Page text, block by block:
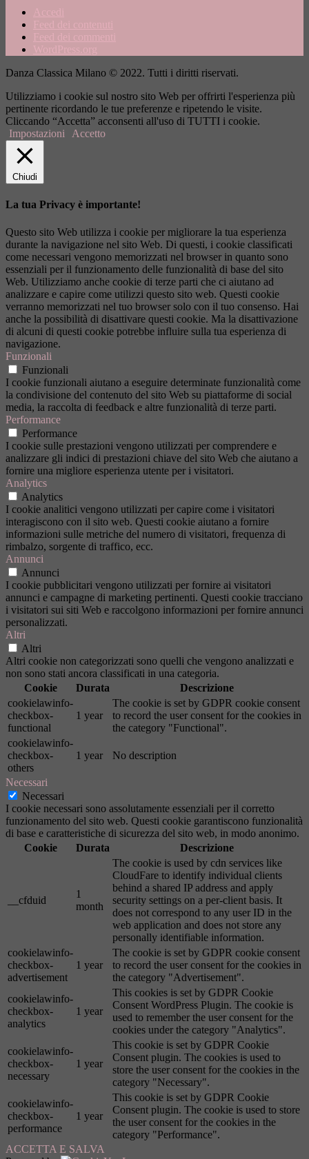
Accedi
Feed dei contenuti
Feed dei commenti
WordPress.org
Danza Classica Milano © 2022. Tutti i diritti riservati.
Utilizziamo i cookie sul nostro sito Web per offrirti l'esperienza più
pertinente ricordando le tue preferenze e ripetendo le visite.
Cliccando “Accetta” acconsenti all'uso di TUTTI i cookie.
Impostazioni
Accetto
Chiudi
La tua Privacy è importante!
Questo sito Web utilizza i cookie per migliorare la tua esperienza
durante la navigazione nel sito Web. Di questi, i cookie classificati
come necessari vengono memorizzati nel browser in quanto sono
essenziali per il funzionamento delle funzionalità di base del sito
Web. Utilizziamo anche cookie di terze parti che ci aiutano ad
analizzare e capire come utilizzi questo sito web. Questi cookie
verranno memorizzati nel tuo browser solo con il tuo consenso. Hai
anche la possibilità di disattivare questi cookie. Ma la disattivazione
di alcuni di questi cookie potrebbe influire sulla tua esperienza di
navigazione.
Funzionali
Funzionali
I cookie funzionali aiutano a eseguire determinate funzionalità come
la condivisione del contenuto del sito Web su piattaforme di social
media, la raccolta di feedback e altre funzionalità di terze parti.
Performance
Performance
I cookie sulle prestazioni vengono utilizzati per comprendere e
analizzare gli indici di prestazioni chiave del sito Web che aiutano a
fornire una migliore esperienza utente per i visitatori.
Analytics
Analytics
I cookie analitici vengono utilizzati per capire come i visitatori
interagiscono con il sito web. Questi cookie aiutano a fornire
informazioni sulle metriche del numero di visitatori, frequenza di
rimbalzo, sorgente di traffico, ecc.
Annunci
Annunci
I cookie pubblicitari vengono utilizzati per fornire ai visitatori
annunci e campagne di marketing pertinenti. Questi cookie tracciano
i visitatori sui siti Web e raccolgono informazioni per fornire annunci
personalizzati.
Altri
Altri
Altri cookie non categorizzati sono quelli che vengono analizzati e
non sono stati ancora classificati in una categoria.
Cookie
Durata
Descrizione
cookielawinfo-
checkbox-
functional
1 year
The cookie is set by GDPR cookie consent
to record the user consent for the cookies in
the category "Functional".
cookielawinfo-
checkbox-
others
1 year No description
Necessari
Necessari
I cookie necessari sono assolutamente essenziali per il corretto
funzionamento del sito web. Questi cookie garantiscono funzionalità
di base e caratteristiche di sicurezza del sito web, in modo anonimo.
Cookie
Durata Descrizione
__cfduid
1
month
The cookie is used by cdn services like
CloudFare to identify individual clients
behind a shared IP address and apply
security settings on a per-client basis. It
does not correspond to any user ID in the
web application and does not store any
personally identifiable information.
cookielawinfo-
checkbox-
advertisement
1 year
The cookie is set by GDPR cookie consent
to record the user consent for the cookies in
the category "Advertisement".
cookielawinfo-
checkbox-
analytics
1 year
This cookies is set by GDPR Cookie
Consent WordPress Plugin. The cookie is
used to remember the user consent for the
cookies under the category "Analytics".
cookielawinfo-
checkbox-
necessary
1 year
This cookie is set by GDPR Cookie
Consent plugin. The cookies is used to
store the user consent for the cookies in the
category "Necessary".
cookielawinfo-
checkbox-
performance
1 year
This cookie is set by GDPR Cookie
Consent plugin. The cookie is used to store
the user consent for the cookies in the
category "Performance".
ACCETTA E SALVA